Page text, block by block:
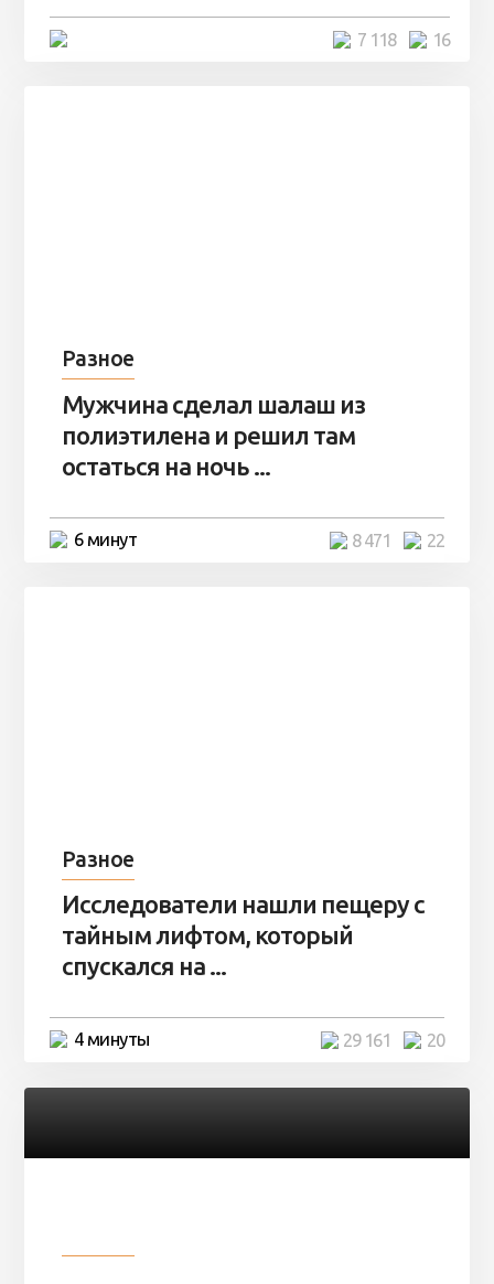
16
7 118
Разное
Мужчина сделал шалаш из
полиэтилена и решил там
остаться на ночь ...
6 минут 22
8 471
Разное
Исследователи нашли пещеру с
тайным лифтом, который
спускался на ...
4 минуты 20
29 161